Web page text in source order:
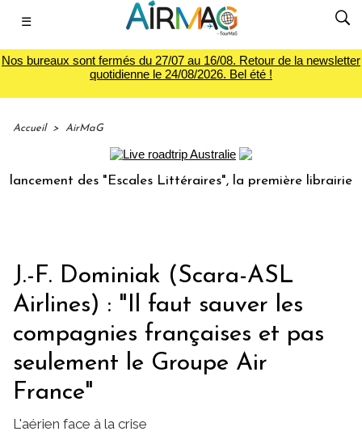
☰
Nos bureaux sont fermés du 27/07 au 16/08. Retour de la newsletter
quotidienne le 24/08/2026. Bel été !
Accueil > AirMaG
des "Escales Littéraires", la première librairie du
J.-F. Dominiak (Scara-ASL
Airlines) : "Il faut sauver les
compagnies françaises et pas
seulement le Groupe Air
France"
L'aérien face à la crise